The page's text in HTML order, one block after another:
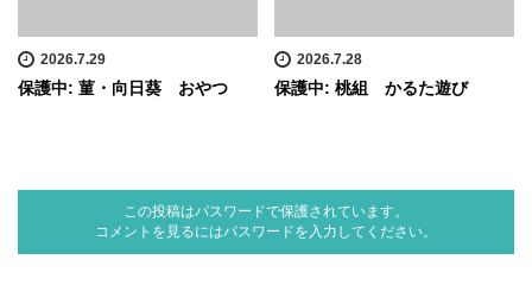
2026.7.29
保護中: 菫・向日葵 おやつ
2026.7.28
保護中: 桃組 かるた遊び
この投稿はパスワードで保護されています。
コメントを見るにはパスワードを入力してください。